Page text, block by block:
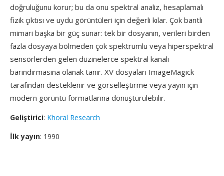
doğruluğunu korur; bu da onu spektral analiz, hesaplamalı
fizik çıktısı ve uydu görüntüleri için değerli kılar. Çok bantlı
mimari başka bir güç sunar: tek bir dosyanın, verileri birden
fazla dosyaya bölmeden çok spektrumlu veya hiperspektral
sensörlerden gelen düzinelerce spektral kanalı
barındırmasına olanak tanır. XV dosyaları ImageMagick
tarafından desteklenir ve görselleştirme veya yayın için
modern görüntü formatlarına dönüştürülebilir.
Geliştirici: Khoral Research
İlk yayın: 1990